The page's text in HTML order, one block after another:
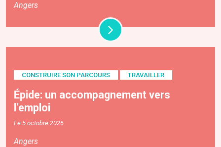
Angers
CONSTRUIRE SON PARCOURS TRAVAILLER
Épide: un accompagnement vers
l’emploi
Le 5 octobre 2026
Angers